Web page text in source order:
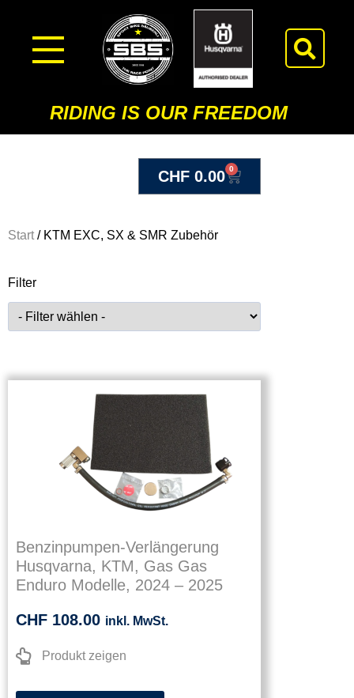
RIDING IS OUR FREEDOM
CHF 0.00 0
Start / KTM EXC, SX & SMR Zubehör
Filter
Benzinpumpen-Verlängerung
Husqvarna, KTM, Gas Gas
Enduro Modelle, 2024 – 2025
CHF 108.00 inkl. MwSt.
Produkt zeigen